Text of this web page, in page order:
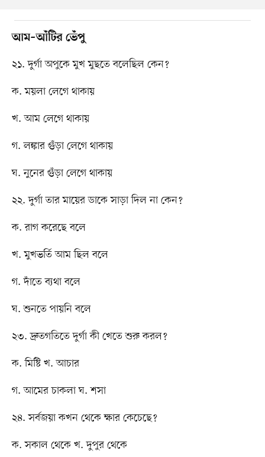
আম–আঁটির ভেঁপু
২১. দুর্গা অপুকে মুখ মুছতে বলেছিল কেন?
ক. ময়লা লেগে থাকায়
খ. আম লেগে থাকায়
গ. লঙ্কার গুঁড়া লেগে থাকায়
ঘ. নুনের গুঁড়া লেগে থাকায়
২২. দুর্গা তার মায়ের ডাকে সাড়া দিল না কেন?
ক. রাগ করেছে বলে
খ. মুখভর্তি আম ছিল বলে
গ. দাঁতে ব্যথা বলে
ঘ. শুনতে পায়নি বলে
২৩. দ্রুতগতিতে দুর্গা কী খেতে শুরু করল?
ক. মিষ্টি খ. আচার
গ. আমের চাকলা ঘ. শসা
২৪. সর্বজয়া কখন থেকে ক্ষার কেচেছে?
ক. সকাল থেকে খ. দুপুর থেকে